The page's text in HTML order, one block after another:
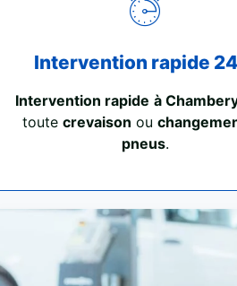
Intervention rapide
Intervention rapide à
toute crevaison ou
pneus.